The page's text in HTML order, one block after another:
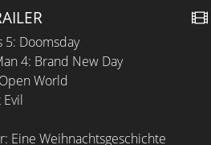
5: Doomsday
4: Brand New Day
World
Eine Weihnachtsgeschichte